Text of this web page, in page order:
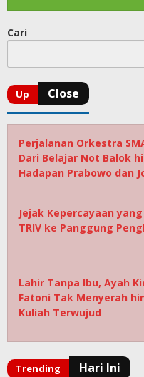
Cari
Perjalanan Orkestra
Dari Belajar Not Balok
Hadapan Prabowo dan
Jejak Kepercayaan
TRIV ke Panggung
Lahir Tanpa Ibu, Ayah
Fatoni Tak Menyerah
Kuliah Terwujud